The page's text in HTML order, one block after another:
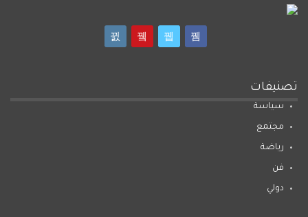
تصنيفات
سياسة
مجتمع
رياضة
فن
دولي